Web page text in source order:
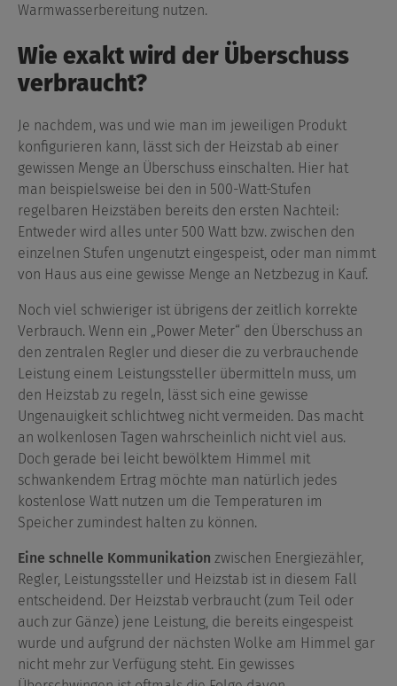
Warmwasserbereitung nutzen.
Wie exakt wird der Überschuss
verbraucht?
Je nachdem, was und wie man im jeweiligen Produkt
konfigurieren kann, lässt sich der Heizstab ab einer
gewissen Menge an Überschuss einschalten. Hier hat
man beispielsweise bei den in 500-Watt-Stufen
regelbaren Heizstäben bereits den ersten Nachteil:
Entweder wird alles unter 500 Watt bzw. zwischen den
einzelnen Stufen ungenutzt eingespeist, oder man nimmt
von Haus aus eine gewisse Menge an Netzbezug in Kauf.
Noch viel schwieriger ist übrigens der zeitlich korrekte
Verbrauch. Wenn ein „Power Meter“ den Überschuss an
den zentralen Regler und dieser die zu verbrauchende
Leistung einem Leistungssteller übermitteln muss, um
den Heizstab zu regeln, lässt sich eine gewisse
Ungenauigkeit schlichtweg nicht vermeiden. Das macht
an wolkenlosen Tagen wahrscheinlich nicht viel aus.
Doch gerade bei leicht bewölktem Himmel mit
schwankendem Ertrag möchte man natürlich jedes
kostenlose Watt nutzen um die Temperaturen im
Speicher zumindest halten zu können.
Eine schnelle Kommunikation zwischen Energiezähler,
Regler, Leistungssteller und Heizstab ist in diesem Fall
entscheidend. Der Heizstab verbraucht (zum Teil oder
auch zur Gänze) jene Leistung, die bereits eingespeist
wurde und aufgrund der nächsten Wolke am Himmel gar
nicht mehr zur Verfügung steht. Ein gewisses